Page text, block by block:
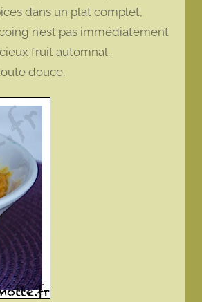
dans un plat complet,
n’est pas immédiatement
fruit automnal.
douce.